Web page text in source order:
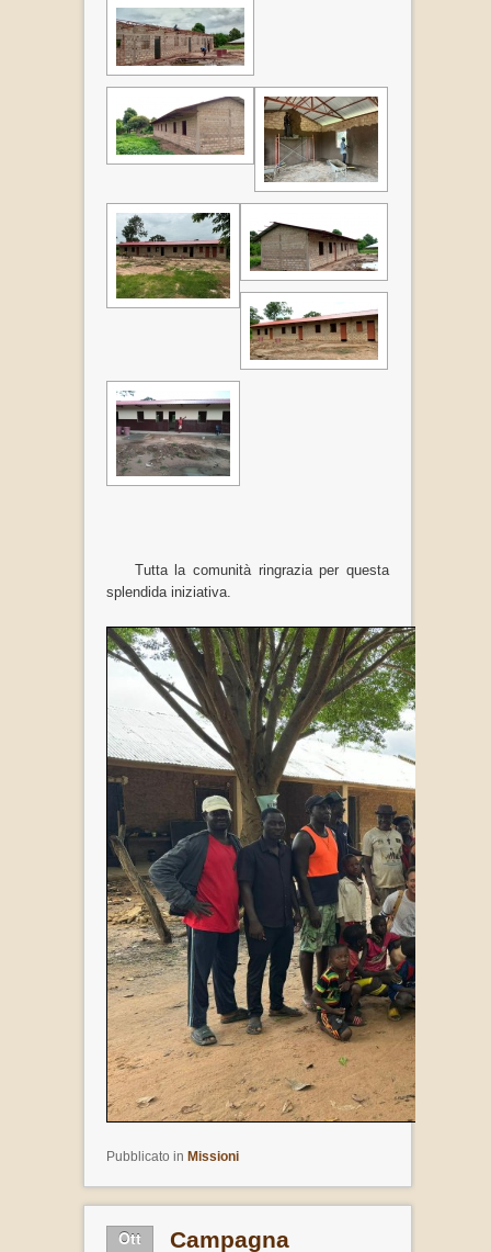
Tutta la comunità ringrazia per questa
splendida iniziativa.
Pubblicato in Missioni
Ott
Campagna